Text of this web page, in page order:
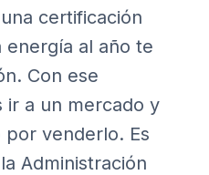
certificación
energía al año te
Con ese
ir a un mercado y
venderlo. Es
Administración